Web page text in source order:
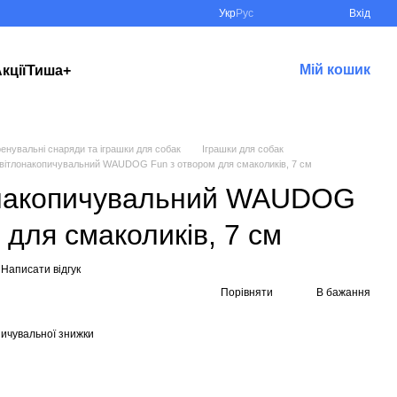
УкрРус Вхід
Тиша+ Мій кошик
снаряди та іграшки для собак
Іграшки для собак
WAUDOG Fun з отвором для смаколиків, 7 см
WAUDOG
смаколиків, 7 см
Написати відгук
Порівняти
В бажання
знижки